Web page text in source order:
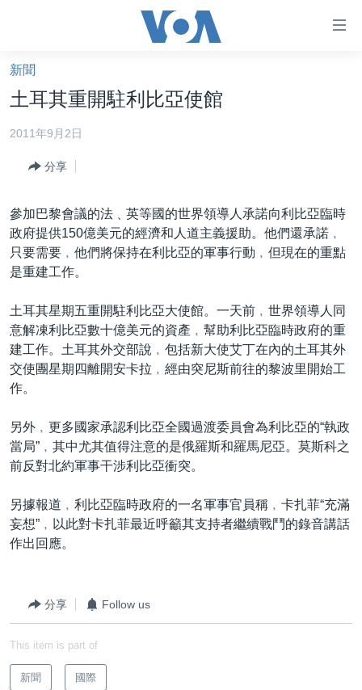
礙
鏈
跳
容
跳
轉
到
航
跳
轉
到
檢
美國大選2024
台灣
海外港人
新聞自由
美國
中國
國際
視頻
每日視頻新聞
美國專訊
視頻存檔
音頻
新聞音頻
海外港人
美國透視
廣播節目表
國語
關注我們
其他語言網站
新聞
土耳其重開駐利比亞使館
2011年9月2日
分享
參加巴黎會議的法﹑英等國的世界領導人承諾向利比亞臨時
政府提供150億美元的經濟和人道主義援助。他們還承諾﹐
只要需要﹐他們將保持在利比亞的軍事行動﹐但現在的重點
是重建工作。
土耳其星期五重開駐利比亞大使館。一天前﹐世界領導人同
意解凍利比亞數十億美元的資產﹐幫助利比亞臨時政府的重
建工作。土耳其外交部說﹐包括新大使艾丁在內的土耳其外
交使團星期四離開安卡拉﹐經由突尼斯前往的黎波里開始工
作。
另外﹐更多國家承認利比亞全國過渡委員會為利比亞的“執政
當局”﹐其中尤其值得注意的是俄羅斯和羅馬尼亞。莫斯科之
前反對北約軍事干涉利比亞衝突。
另據報道﹐利比亞臨時政府的一名軍事官員稱﹐卡扎菲“充滿
妄想”﹐以此對卡扎菲最近呼籲其支持者繼續戰鬥的錄音講話
作出回應。
分享 Follow us
This item is part of
新聞 國際